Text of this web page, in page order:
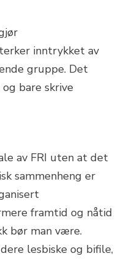
inntrykket av
gruppe. Det
og bare skrive
av FRI uten at det
sammenheng er
framtid og nåtid
bør man være.
lesbiske og bifile,